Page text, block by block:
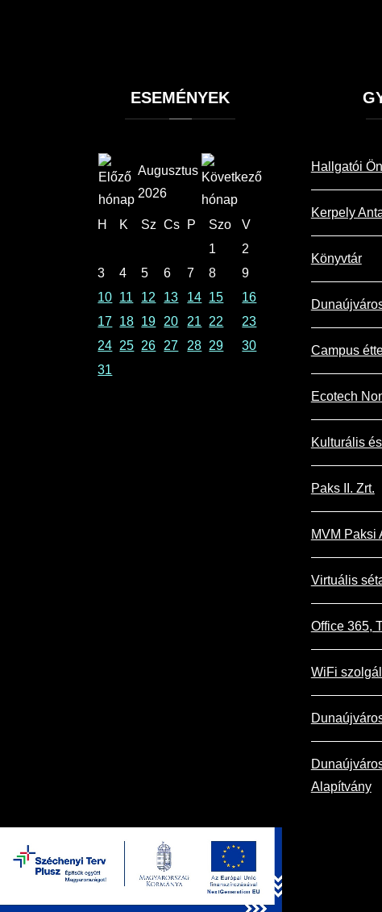
ESEMÉNYEK
Augusztus
2026
H K Sz Cs P Szo
V
1
2
3
4 5 6 7 8
9
10 11 12 13 14 15
16
17 18 19 20 21 22
23
24 25 26 27 28 29
30
31
Hallgatói
Kerpely
Könyvtár
Campus
Ecotech
Kulturális
Paks II. Zrt.
MVM Paksi
Virtuális
Office 365,
WiFi
Alapítvány